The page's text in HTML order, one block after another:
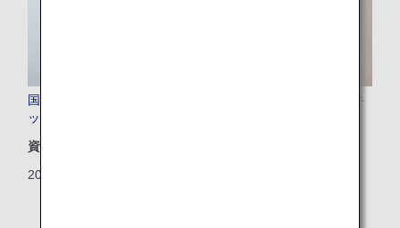
国際線ファーストクラス、ビジネスクラスに新アメニティキ
ットを導入
資源
2024/04/23